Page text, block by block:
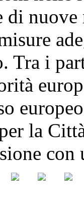
di
Tra i
la